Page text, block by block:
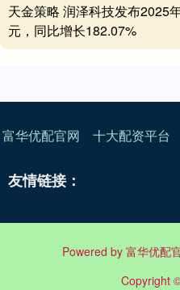
天金策略 润泽科技发布2025
元，同比增长182.07%
富华优配官网 十大配资平台
友情链接：
Powered by 富华优配
Copyright